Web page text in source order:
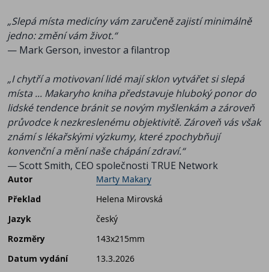
„Slepá místa medicíny vám zaručeně zajistí minimálně
jedno: změní vám život.“
— Mark Gerson, investor a filantrop
„I chytří a motivovaní lidé mají sklon vytvářet si slepá
místa ... Makaryho kniha představuje hluboký ponor do
lidské tendence bránit se novým myšlenkám a zároveň
průvodce k nezkreslenému objektivitě. Zároveň vás však
známí s lékařskými výzkumy, které zpochybňují
konvenční a mění naše chápání zdraví.“
— Scott Smith, CEO společnosti TRUE Network
Autor
Marty Makary
Překlad
Helena Mirovská
Jazyk
český
Rozměry
143x215mm
Datum vydání
13.3.2026